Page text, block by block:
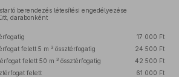
berendezés létesítési engedélyezése
darabonként
17 000 Ft
felett 5 m 3össztérfogatig
24 500 Ft
felett 50 m 3össztérfogatig
42 500 Ft
felett 61 000 Ft